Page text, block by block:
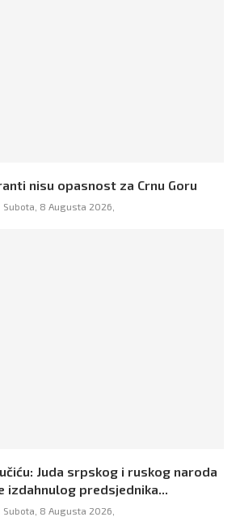
nisu opasnost za Crnu Goru
Subota, 8 Augusta 2026,
Juda srpskog i ruskog naroda
izdahnulog predsjednika...
Subota, 8 Augusta 2026,